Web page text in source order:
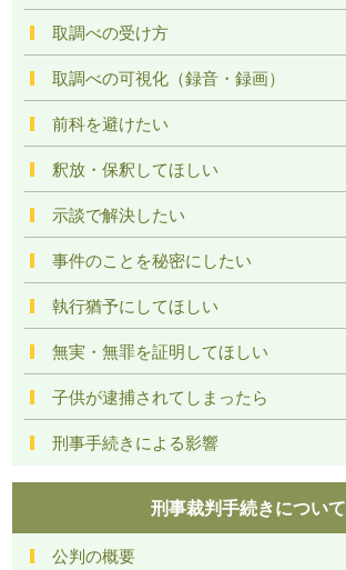
取調べの受け方
取調べの可視化（録音・録画）
前科を避けたい
釈放・保釈してほしい
示談で解決したい
事件のことを秘密にしたい
執行猶予にしてほしい
無実・無罪を証明してほしい
子供が逮捕されてしまったら
刑事手続きによる影響
刑事裁判手続きについて
公判の概要